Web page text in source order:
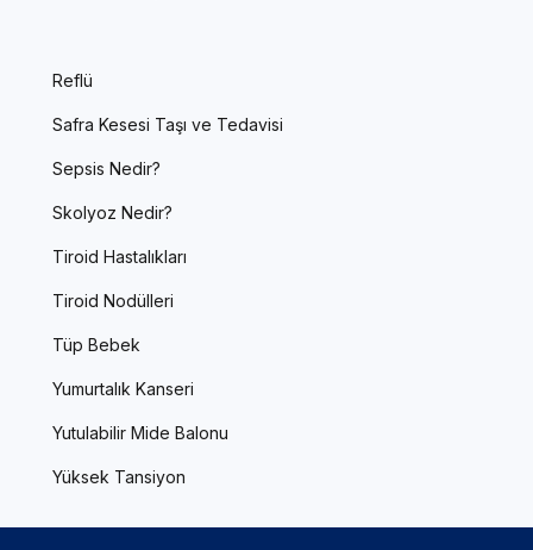
Reflü
Safra Kesesi Taşı ve Tedavisi
Sepsis Nedir?
Skolyoz Nedir?
Tiroid Hastalıkları
Tiroid Nodülleri
Tüp Bebek
Yumurtalık Kanseri
Yutulabilir Mide Balonu
Yüksek Tansiyon